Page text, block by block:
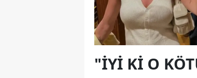
"İYI KI O